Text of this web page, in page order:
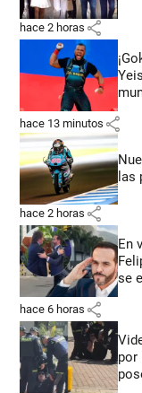
hace 2 horas share
hace 13 minutos share
las
hace 2 horas share
En
se
hace 6 horas share
por